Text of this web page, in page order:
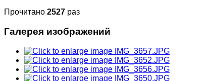
Прочитано 2527 раз
Галерея изображений